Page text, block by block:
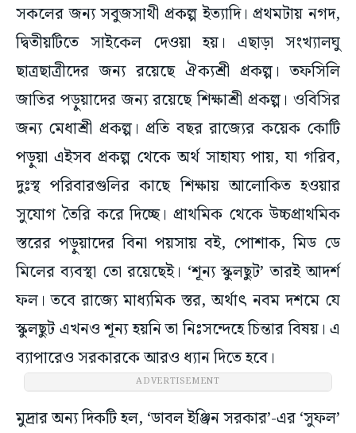
সকলের জন্য সবুজসাথী প্রকল্প ইত্যাদি। প্রথমটায় নগদ,
দ্বিতীয়টিতে সাইকেল দেওয়া হয়। এছাড়া সংখ্যালঘু
ছাত্রছাত্রীদের জন্য রয়েছে ঐক্যশ্রী প্রকল্প। তফসিলি
জাতির পড়ুয়াদের জন্য রয়েছে শিক্ষাশ্রী প্রকল্প। ওবিসির
জন্য মেধাশ্রী প্রকল্প। প্রতি বছর রাজ্যের কয়েক কোটি
পড়ুয়া এইসব প্রকল্প থেকে অর্থ সাহায্য পায়, যা গরিব,
দুঃস্থ পরিবারগুলির কাছে শিক্ষায় আলোকিত হওয়ার
সুযোগ তৈরি করে দিচ্ছে। প্রাথমিক থেকে উচ্চপ্রাথমিক
স্তরের পড়ুয়াদের বিনা পয়সায় বই, পোশাক, মিড ডে
মিলের ব্যবস্থা তো রয়েছেই। ‘শূন্য স্কুলছুট’ তারই আদর্শ
ফল। তবে রাজ্যে মাধ্যমিক স্তর, অর্থাৎ নবম দশমে যে
স্কুলছুট এখনও শূন্য হয়নি তা নিঃসন্দেহে চিন্তার বিষয়। এ
ব্যাপারেও সরকারকে আরও ধ্যান দিতে হবে।
ADVERTISEMENT
মুদ্রার অন্য দিকটি হল, ‘ডাবল ইঞ্জিন সরকার’-এর ‘সুফল’